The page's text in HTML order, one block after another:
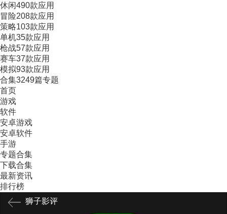
休闲490款应用
冒险208款应用
策略103款应用
单机35款应用
枪战57款应用
赛车37款应用
模拟93款应用
合集3249篇专题
首页
游戏
软件
安卓游戏
安卓软件
手游
专题合集
下载合集
最新资讯
排行榜
狮子影评